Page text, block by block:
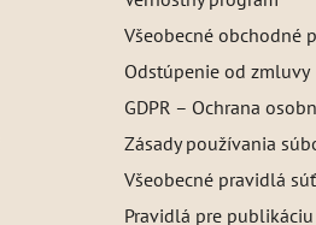
Všeobecné obchodné
Odstúpenie od zmluvy
GDPR – Ochrana
Zásady používania
Všeobecné pravidlá
Pravidlá pre